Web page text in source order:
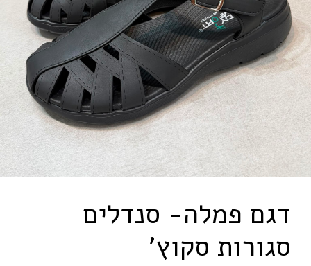
דגם פמלה- סנדלים
סגורות סקוץ'